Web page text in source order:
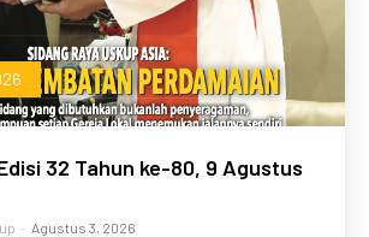
32 Tahun ke-80, 9 Agustus
- Agustus 3, 2026